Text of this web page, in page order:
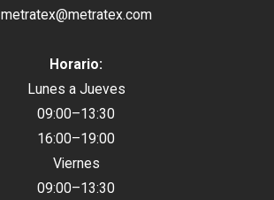
metratex@metratex.com
Horario:
Lunes a Jueves
09:00–13:30
16:00–19:00
Viernes
09:00–13:30